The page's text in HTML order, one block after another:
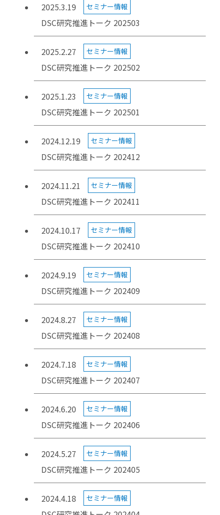
2025.3.19 セミナー情報
DSC研究推進トーク 202503
2025.2.27 セミナー情報
DSC研究推進トーク 202502
2025.1.23 セミナー情報
DSC研究推進トーク 202501
2024.12.19 セミナー情報
DSC研究推進トーク 202412
2024.11.21 セミナー情報
DSC研究推進トーク 202411
2024.10.17 セミナー情報
DSC研究推進トーク 202410
2024.9.19 セミナー情報
DSC研究推進トーク 202409
2024.8.27 セミナー情報
DSC研究推進トーク 202408
2024.7.18 セミナー情報
DSC研究推進トーク 202407
2024.6.20 セミナー情報
DSC研究推進トーク 202406
2024.5.27 セミナー情報
DSC研究推進トーク 202405
2024.4.18 セミナー情報